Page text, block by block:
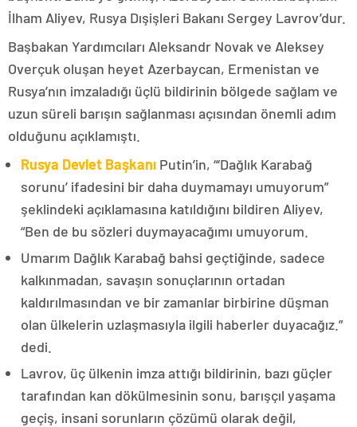
İlham Aliyev, Rusya Dışişleri Bakanı Sergey Lavrov’dur.
Başbakan Yardımcıları Aleksandr Novak ve Aleksey
Overçuk oluşan heyet Azerbaycan, Ermenistan ve
Rusya’nın imzaladığı üçlü bildirinin bölgede sağlam ve
uzun süreli barışın sağlanması açısından önemli adım
olduğunu açıklamıştı.
Rusya Devlet Başkanı Putin’in, “‘Dağlık Karabağ
sorunu’ ifadesini bir daha duymamayı umuyorum”
şeklindeki açıklamasına katıldığını bildiren Aliyev,
“Ben de bu sözleri duymayacağımı umuyorum.
Umarım Dağlık Karabağ bahsi geçtiğinde, sadece
kalkınmadan, savaşın sonuçlarının ortadan
kaldırılmasından ve bir zamanlar birbirine düşman
olan ülkelerin uzlaşmasıyla ilgili haberler duyacağız.”
dedi.
Lavrov, üç ülkenin imza attığı bildirinin, bazı güçler
tarafından kan dökülmesinin sonu, barışçıl yaşama
geçiş, insani sorunların çözümü olarak değil,